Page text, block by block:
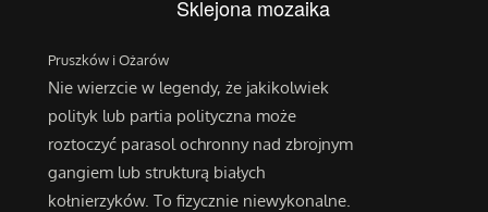
Sklejona mozaika
Pruszków i Ożarów
Nie wierzcie w legendy, że jakikolwiek
polityk lub partia polityczna może
roztoczyć parasol ochronny nad zbrojnym
gangiem lub strukturą białych
kołnierzyków. To fizycznie niewykonalne.